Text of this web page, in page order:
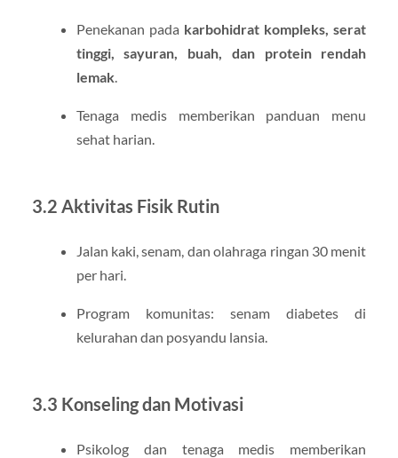
Penekanan pada karbohidrat kompleks, serat
tinggi, sayuran, buah, dan protein rendah
lemak.
Tenaga medis memberikan panduan menu
sehat harian.
3.2 Aktivitas Fisik Rutin
Jalan kaki, senam, dan olahraga ringan 30 menit
per hari.
Program komunitas: senam diabetes di
kelurahan dan posyandu lansia.
3.3 Konseling dan Motivasi
Psikolog dan tenaga medis memberikan